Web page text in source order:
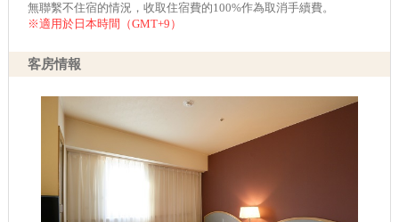
無聯繫不住宿的情況，收取住宿費的100%作為取消手續費。
※適用於日本時間（GMT+9）
客房情報